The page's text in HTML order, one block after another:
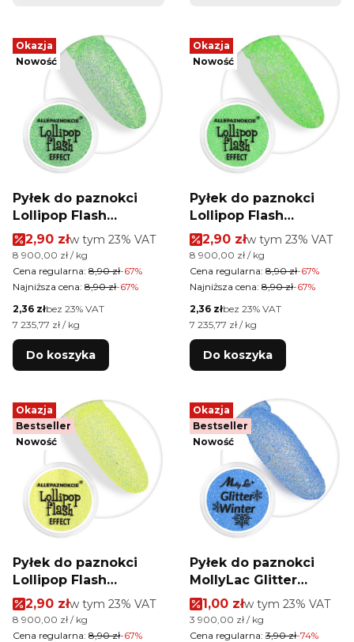
Okazja
Nowość
Pyłek do paznokci
Lollipop Flash
Allepaznokcie 3 ml Nr
06
Cena promocyjna brutto
2,90 złw tym %s VAT
w tym 23% VAT
Cena jednostkowa brutto
8 900,00 zł / kg
Cena regularna: 8,90 zł-67%
Najniższa cena: 8,90 zł-67%
Cena netto
2,36 złbez 23% VAT
Cena jednostkowa netto
7 235,77 zł / kg
Do koszyka
Okazja
Nowość
Pyłek do paznokci
Lollipop Flash
Allepaznokcie 3 ml Nr
05
Cena promocyjna
2,90 złw tym %s VAT
w tym 23% VAT
Cena jednostkowa brutto
8 900,00 zł / kg
Cena regularna: 8,90 zł-67%
Najniższa cena: 8,90 zł-67%
Cena netto
2,36 złbez 23% VAT
Cena jednostkowa netto
7 235,77 zł / kg
Do koszyka
Okazja
Bestseller
Nowość
Pyłek do paznokci
Lollipop Flash
Allepaznokcie 3 ml Nr
01
Cena promocyjna brutto
2,90 złw tym %s VAT
w tym 23% VAT
Cena jednostkowa brutto
8 900,00 zł / kg
Cena regularna: 8,90 zł-67%
Okazja
Bestseller
Nowość
Pyłek do paznokci
MollyLac Glitter
Winter 1g Nr 6
Cena promocyjna
1,00 złw tym %s VAT
w tym 23% VAT
Cena jednostkowa brutto
3 900,00 zł / kg
Cena regularna: 3,90 zł-74%